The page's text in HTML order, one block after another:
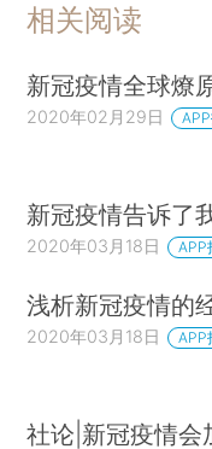
相关阅读
新冠疫情全球燎
2020年02月29日
新冠疫情告诉了
2020年03月18日 APP
浅析新冠疫情的
2020年03月18日 APP
社论|新冠疫情会